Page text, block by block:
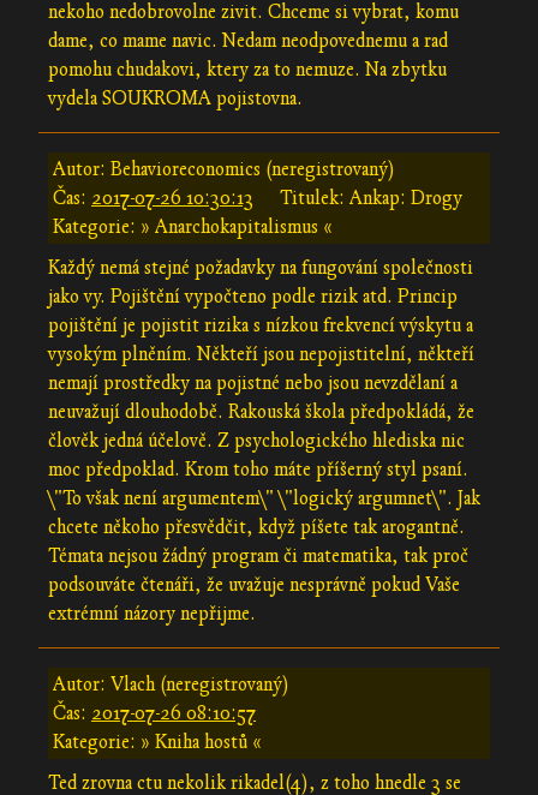
nekoho nedobrovolne zivit. Chceme si vybrat, komu
dame, co mame navic. Nedam neodpovednemu a rad
pomohu chudakovi, ktery za to nemuze. Na zbytku
vydela SOUKROMA pojistovna.
Autor: Behavioreconomics (neregistrovaný)
Čas: 2017-07-26 10:30:13
Titulek: Ankap: Drogy
Kategorie: » Anarchokapitalismus «
Každý nemá stejné požadavky na fungování společnosti
jako vy. Pojištění vypočteno podle rizik atd. Princip
pojištění je pojistit rizika s nízkou frekvencí výskytu a
vysokým plněním. Někteří jsou nepojistitelní, někteří
nemají prostředky na pojistné nebo jsou nevzdělaní a
neuvažují dlouhodobě. Rakouská škola předpokládá, že
člověk jedná účelově. Z psychologického hlediska nic
moc předpoklad. Krom toho máte příšerný styl psaní.
\"To však není argumentem\" \"logický argumnet\". Jak
chcete někoho přesvědčit, když píšete tak arogantně.
Témata nejsou žádný program či matematika, tak proč
podsouváte čtenáři, že uvažuje nesprávně pokud Vaše
extrémní názory nepřijme.
Autor: Vlach (neregistrovaný)
Čas: 2017-07-26 08:10:57
Kategorie: » Kniha hostů «
Ted zrovna ctu nekolik rikadel(4), z toho hnedle 3 se